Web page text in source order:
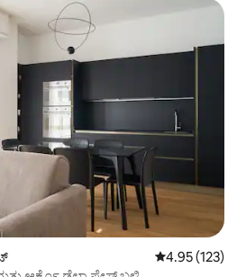
5 ರಲ್ಲಿ 4.95
4.95 (123)